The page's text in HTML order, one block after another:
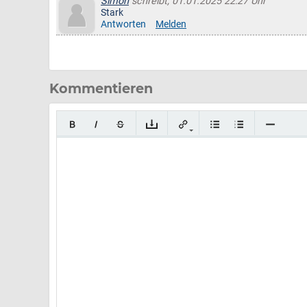
Stark
Antworten
Melden
Kommentieren